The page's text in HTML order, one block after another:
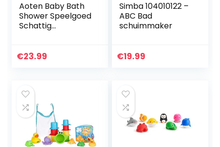
Aoten Baby Bath
Shower Speelgoed
Schattig
Water Game
€23.99
Simba 104010122 –
ABC Bad
schuimmaker
€19.99